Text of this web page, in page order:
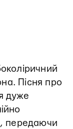
Пісня про
дуже
передаючи